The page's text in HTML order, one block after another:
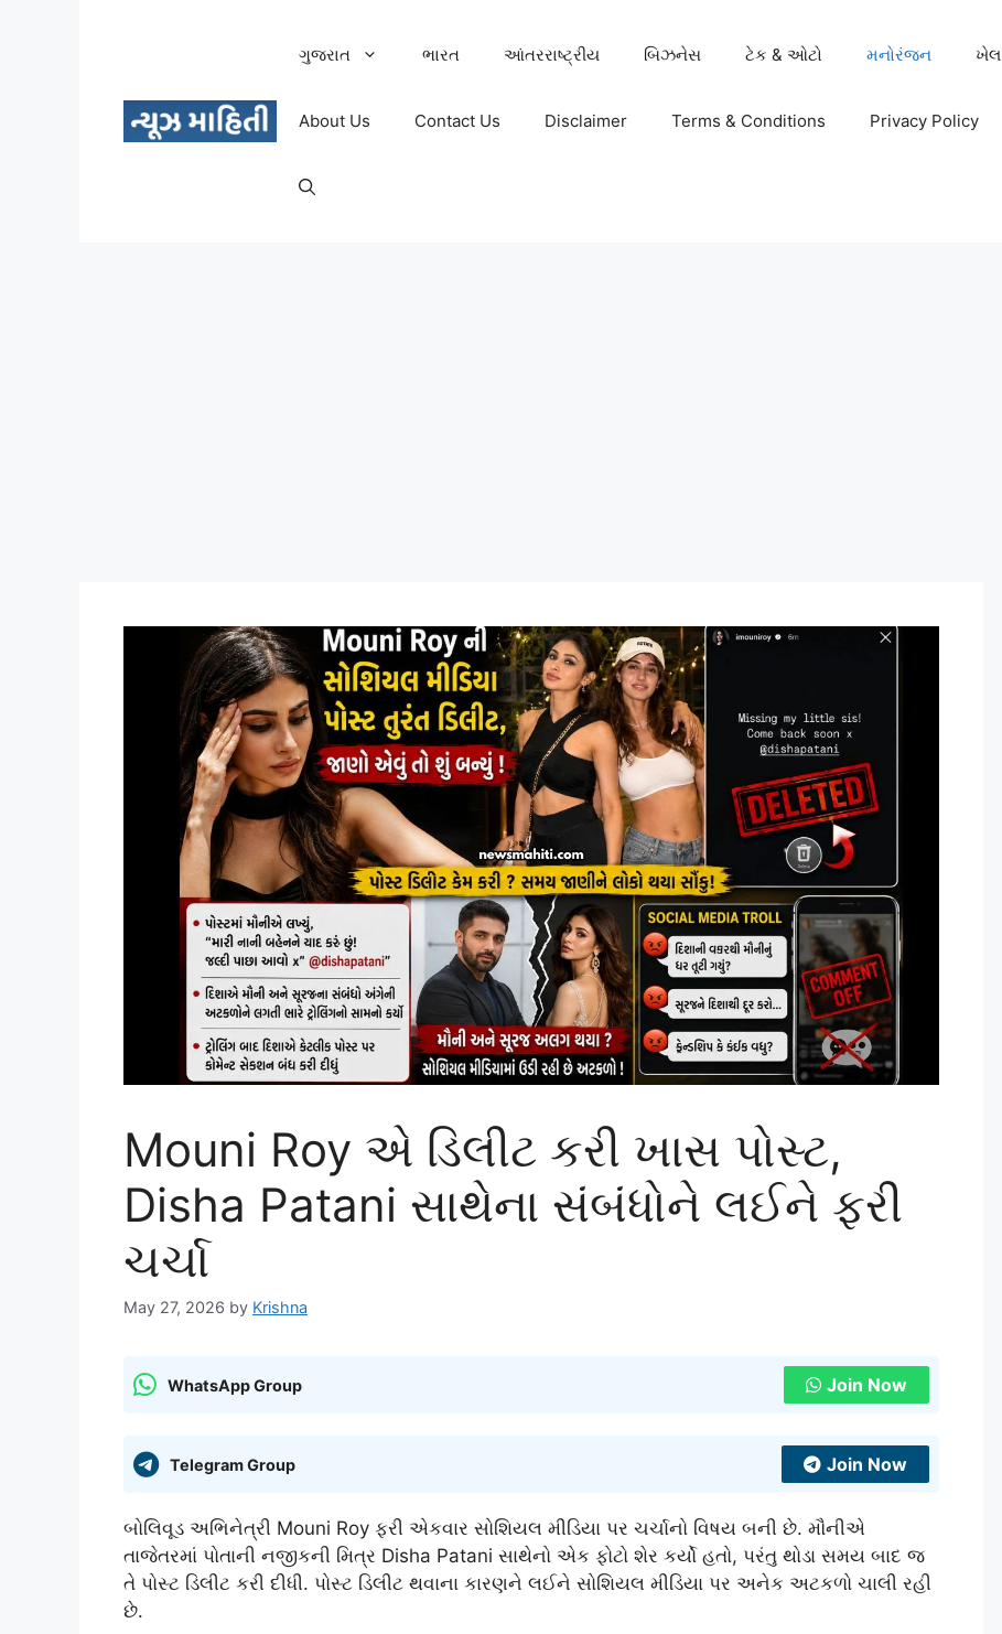
ગુજરાત ભારત આંતરરાષ્ટ્રીય બિઝનેસ ટેક & ઓટો મનોરંજન ખેલ
About Us Contact Us Disclaimer Terms & Conditions Privacy Policy
Mouni Roy એ ડિલીટ કરી ખાસ પોસ્ટ,
Disha Patani સાથેના સંબંધોને લઈને ફરી
ચર્ચા
May 27, 2026 by Krishna
WhatsApp Group Join Now
Telegram Group Join Now
બોલિવૂડ અભિનેત્રી Mouni Roy ફરી એકવાર સોશિયલ મીડિયા પર ચર્ચાનો વિષય બની છે. મૌનીએ
તાજેતરમાં પોતાની નજીકની મિત્ર Disha Patani સાથેનો એક ફોટો શેર કર્યો હતો, પરંતુ થોડા સમય બાદ જ
તે પોસ્ટ ડિલીટ કરી દીધી. પોસ્ટ ડિલીટ થવાના કારણને લઈને સોશિયલ મીડિયા પર અનેક અટકળો ચાલી રહી
છે.